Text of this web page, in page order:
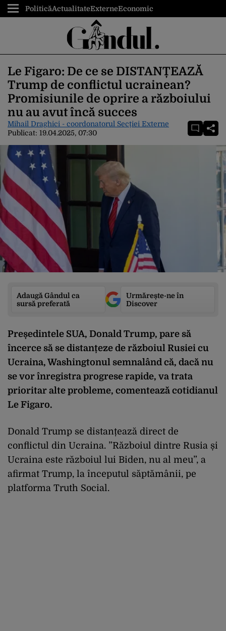
PoliticăActualitateExterneEconomic
Le Figaro: De ce se DISTANȚEAZĂ
Trump de conflictul ucrainean?
Promisiunile de oprire a războiului
nu au avut încă succes
Mihail Draghici - coordonatorul Secției Externe
Publicat: 19.04.2025, 07:30
Adaugă Gândul ca
sursă preferată
Urmărește-ne în
Discover
Președintele SUA, Donald Trump, pare să
încerce să se distanțeze de războiul Rusiei cu
Ucraina, Washingtonul semnalând că, dacă nu
se vor înregistra progrese rapide, va trata
prioritar alte probleme, comentează cotidianul
Le Figaro.
Donald Trump se distanțează direct de
conflictul din Ucraina. ”Războiul dintre Rusia și
Ucraina este războiul lui Biden, nu al meu”, a
afirmat Trump, la începutul săptămânii, pe
platforma Truth Social.